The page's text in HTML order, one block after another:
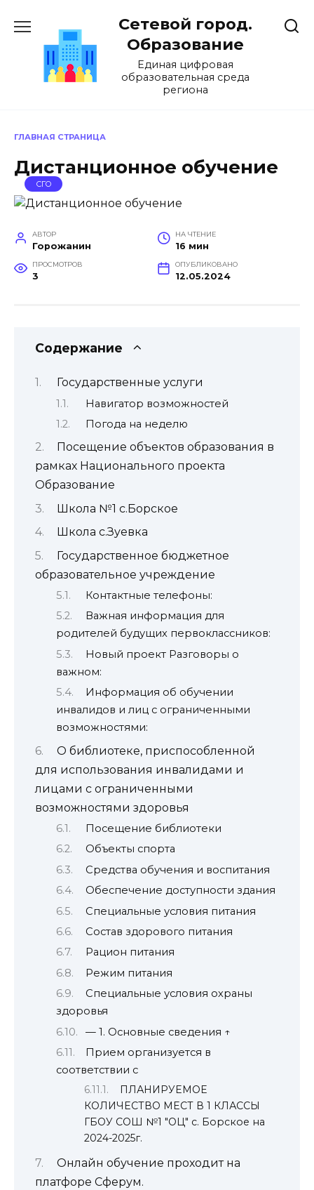
содержанию
Сетевой город.
Образование
Единая цифровая
образовательная среда
региона
ГЛАВНАЯ СТРАНИЦА
Дистанционное обучение
СГО
АВТОР
Горожанин
НА ЧТЕНИЕ
16 мин
ПРОСМОТРОВ
3
ОПУБЛИКОВАНО
12.05.2024
Содержание
Государственные услуги
Навигатор возможностей
Погода на неделю
Посещение объектов образования в
рамках Национального проекта
Образование
Школа №1 с.Борское
Школа с.Зуевка
Государственное бюджетное
образовательное учреждение
Контактные телефоны:
Важная информация для
родителей будущих первоклассников:
Новый проект Разговоры о
важном:
Информация об обучении
инвалидов и лиц с ограниченными
возможностями:
О библиотеке, приспособленной
для использования инвалидами и
лицами с ограниченными
возможностями здоровья
Посещение библиотеки
Объекты спорта
Средства обучения и воспитания
Обеспечение доступности здания
Специальные условия питания
Состав здорового питания
Рацион питания
Режим питания
Специальные условия охраны
здоровья
— 1. Основные сведения ↑
Прием организуется в
соответствии с
ПЛАНИРУЕМОЕ
КОЛИЧЕСТВО МЕСТ В 1 КЛАССЫ
ГБОУ СОШ №1 "ОЦ" с. Борское на
2024-2025г.
Онлайн обучение проходит на
платфоре Сферум.